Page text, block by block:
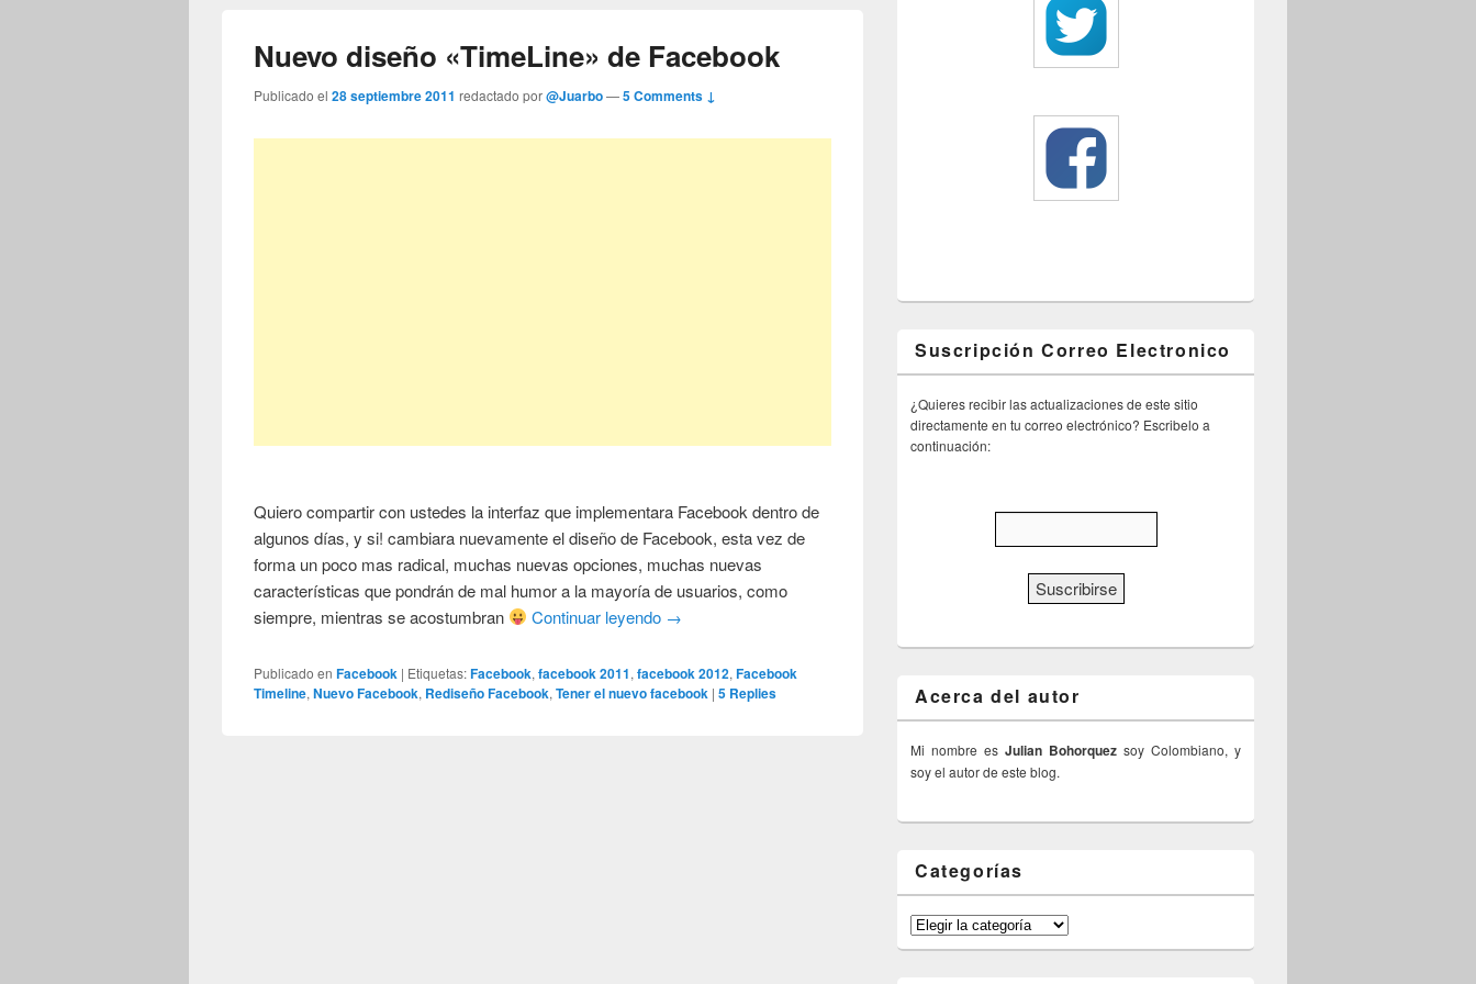
Nuevo diseño «TimeLine» de Facebook
Publicado el28 septiembre 2011 redactado por@Juarbo—5 Comments ↓
Quiero compartir con ustedes la interfaz que implementara Facebook dentro de
algunos días, y si! cambiara nuevamente el diseño de Facebook, esta vez de
forma un poco mas radical, muchas nuevas opciones, muchas nuevas
características que pondrán de mal humor a la mayoría de usuarios, como
siempre, mientras se acostumbran
Continuar leyendo →
Publicado en Facebook | Etiquetas:Facebook,facebook 2011,facebook 2012,Facebook
Timeline,Nuevo Facebook, Rediseño Facebook,Tener el nuevo facebook |5 Replies
Suscripción Correo Electronico
¿Quieres recibir las actualizaciones de este sitio
directamente en tu correo electrónico? Escribelo a
continuación:
Acerca del autor
Mi nombre es Julian Bohorquez soy Colombiano, y
soy el autor de este blog.
Categorías
Categorías